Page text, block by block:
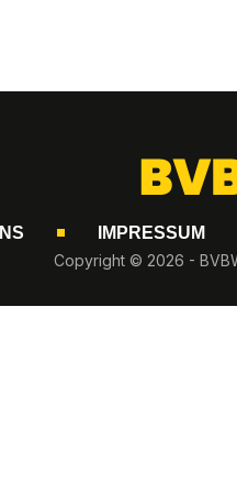
IMPRESSUM
Copyright © 2026 -